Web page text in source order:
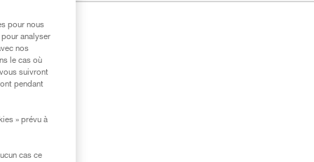
pour nous
analyser
nos
le cas où
suivront
pendant
» prévu à
cas ce